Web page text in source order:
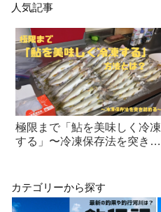
人気記事
極限まで「鮎を美味しく冷凍
する」〜冷凍保存法を突き詰
カテゴリーから探す